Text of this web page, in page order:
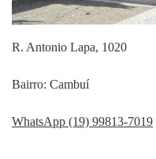
R. Antonio Lapa, 1020
Bairro: Cambuí
WhatsApp (19) 99813-7019